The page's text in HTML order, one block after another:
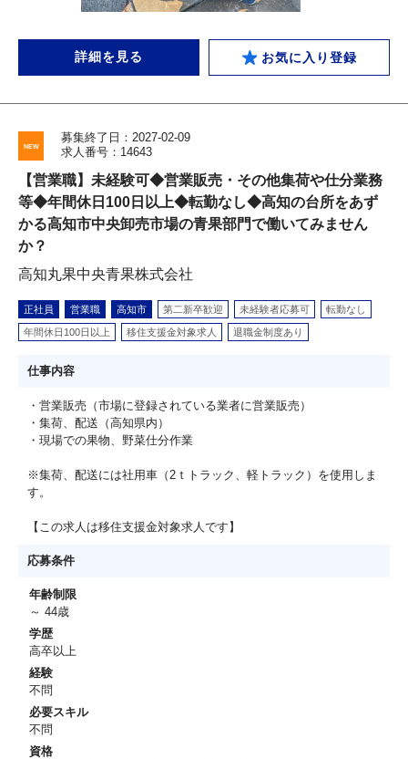
詳細を見る お気に入り登録
募集終了日：2027-02-09
求人番号：14643
【営業職】未経験可◆営業販売・その他集荷や仕分業務
等◆年間休日100日以上◆転勤なし◆高知の台所をあず
かる高知市中央卸売市場の青果部門で働いてみません
か？
高知丸果中央青果株式会社
正社員 営業職 高知市 第二新卒歓迎 未経験者応募可 転勤なし
年間休日100日以上 移住支援金対象求人 退職金制度あり
仕事内容
・営業販売（市場に登録されている業者に営業販売）
・集荷、配送（高知県内）
・現場での果物、野菜仕分作業
※集荷、配送には社用車（2ｔトラック、軽トラック）を使用しま
す。
【この求人は移住支援金対象求人です】
応募条件
年齢制限
～ 44歳
学歴
高卒以上
経験
不問
必要スキル
不問
資格